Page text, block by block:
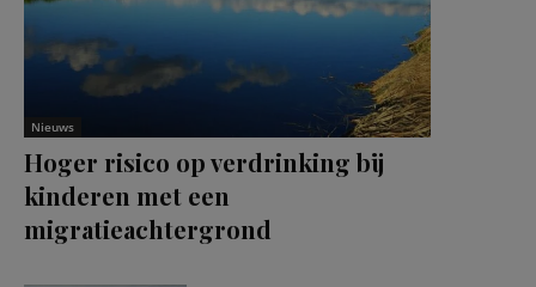
Nieuws
Hoger risico op verdrinking bij
kinderen met een
migratieachtergrond